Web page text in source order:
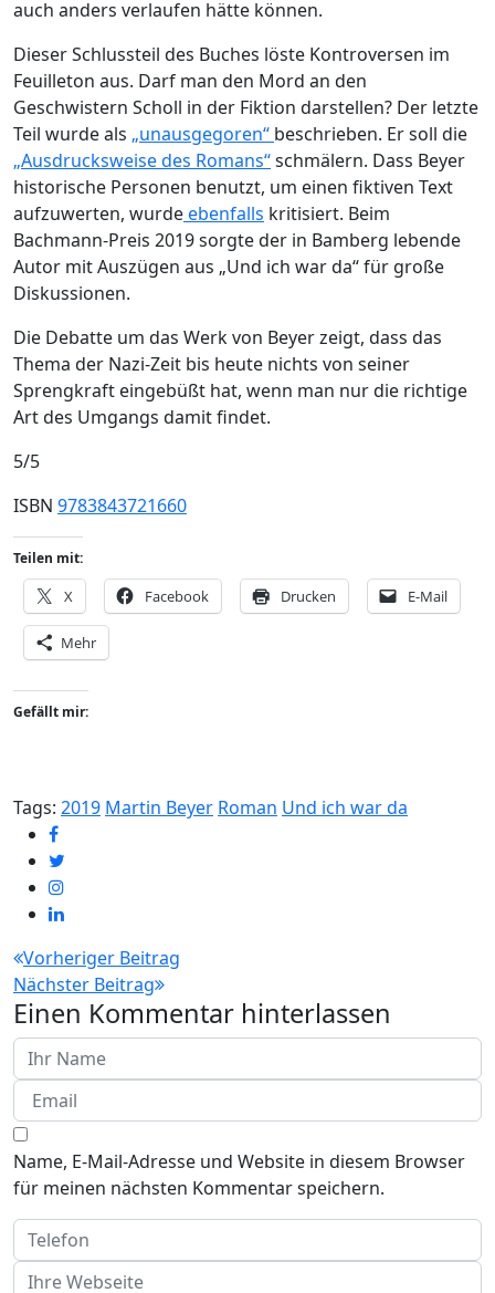
auch anders verlaufen hätte können.
Dieser Schlussteil des Buches löste Kontroversen im
Feuilleton aus. Darf man den Mord an den
Geschwistern Scholl in der Fiktion darstellen? Der letzte
Teil wurde als „unausgegoren“ beschrieben. Er soll die
„Ausdrucksweise des Romans“schmälern. Dass Beyer
historische Personen benutzt, um einen fiktiven Text
aufzuwerten, wurdeebenfalls kritisiert. Beim
Bachmann-Preis 2019 sorgte der in Bamberg lebende
Autor mit Auszügen aus „Und ich war da“ für große
Diskussionen.
Die Debatte um das Werk von Beyer zeigt, dass das
Thema der Nazi-Zeit bis heute nichts von seiner
Sprengkraft eingebüßt hat, wenn man nur die richtige
Art des Umgangs damit findet.
5/5
ISBN 9783843721660
Teilen mit:
X Facebook Drucken E-Mail
Mehr
Gefällt mir:
Tags: 2019 Martin Beyer Roman Und ich war da
Beitragsnavigation
Vorheriger Beitrag
Nächster Beitrag
Einen Kommentar hinterlassen
Name, E-Mail-Adresse und Website in diesem Browser
für meinen nächsten Kommentar speichern.